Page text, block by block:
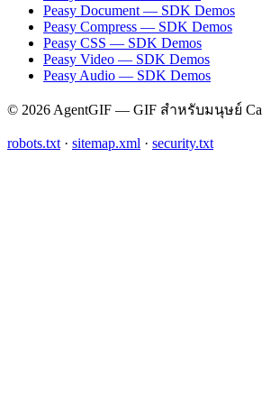
Peasy Document — SDK Demos
Peasy Compress — SDK Demos
Peasy CSS — SDK Demos
Peasy Video — SDK Demos
Peasy Audio — SDK Demos
© 2026 AgentGIF — GIF สำหรับมนุษย์
robots.txt · sitemap.xml · security.txt